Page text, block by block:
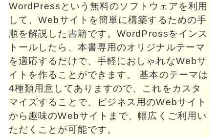
WordPressという無料のソフトウェアを利用
して、Webサイトを簡単に構築するための手
順を解説した書籍です。WordPressをインス
トールしたら、本書専用のオリジナルテーマ
を適応するだけで、手軽におしゃれなWebサ
イトを作ることができます。 基本のテーマは
4種類用意してありますので、これをカスタ
マイズすることで、ビジネス用のWebサイト
から趣味のWebサイトまで、幅広くご利用い
ただくことが可能です。